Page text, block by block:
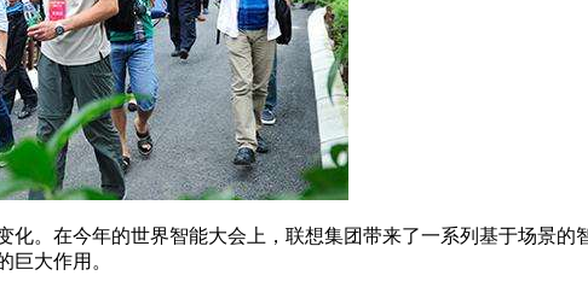
化。在今年的世界智能大会上，联想集团带来了一系列基于场景
巨大作用。